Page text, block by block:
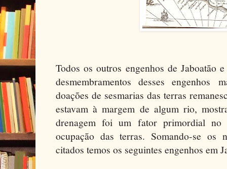
Todos os outros engenhos de Jaboatão
desmembramentos desses engenhos
doações de sesmarias das terras
estavam à margem de algum rio,
drenagem foi um fator primordial no
ocupação das terras. Somando-se os
citados temos os seguintes engenhos em